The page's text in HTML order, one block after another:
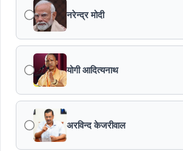
मध्यप्रदेश में सृजन संवाद अभियान का शुभारंभ
मध्यप्रदेश पुलिस की अवैध मादक पदार्थों के विरूद्ध
एफएसएल भर्ती-2026 का अंतिम परिणाम घोषित
विकसित मध्यप्रदेश-2047’ की वित्तीय रूपरेखा
नरेन्द्र मोदी
योगी आदित्यनाथ
अरविन्द केजरीवाल